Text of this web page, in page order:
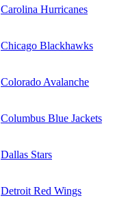
Carolina Hurricanes
Chicago Blackhawks
Colorado Avalanche
Columbus Blue Jackets
Dallas Stars
Detroit Red Wings